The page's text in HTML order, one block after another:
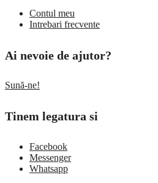
Contul meu
Intrebari frecvente
Ai nevoie de ajutor?
Sună-ne!
Tinem legatura si
Facebook
Messenger
Whatsapp